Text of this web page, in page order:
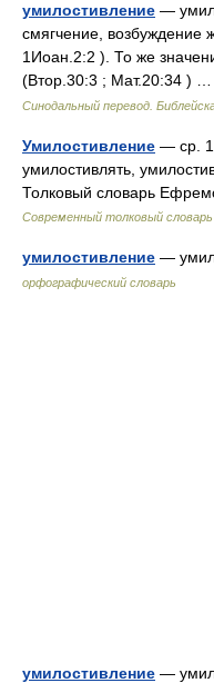
умилостивление —
смягчение,
1Иоан.2:2 ). То же
(Втор.30:3 ; Мат.20:34 )
Синодальный перевод.
Умилостивление — ср.
умилостивлять,
Толковый словарь
Современный толковый
умилостивление —
орфографический словарь
умилостивление —